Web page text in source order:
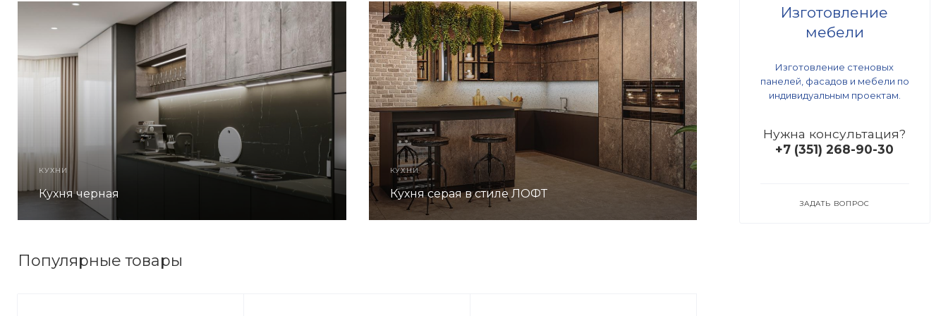
Изготовление
мебели
Изготовление стеновых
панелей, фасадов и мебели по
индивидуальным проектам.
Нужна консультация?
+7 (351) 268-90-30
ЗАДАТЬ ВОПРОС
КУХНИ
Кухня черная
КУХНИ
Кухня серая в стиле ЛОФТ
Популярные товары